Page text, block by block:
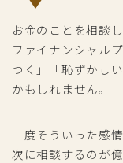
お金のことを相談し
ファイナンシャル
つく」「恥ずかし
かもしれません。
一度そういった感情
次に相談するのが